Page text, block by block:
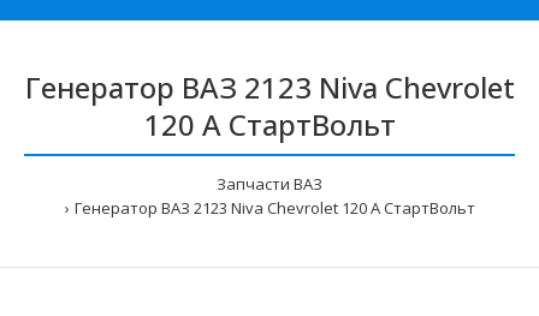
Генератор ВАЗ 2123 Niva Chevrolet
120 А СтартВольт
Запчасти ВАЗ
Генератор ВАЗ 2123 Niva Chevrolet 120 А СтартВольт